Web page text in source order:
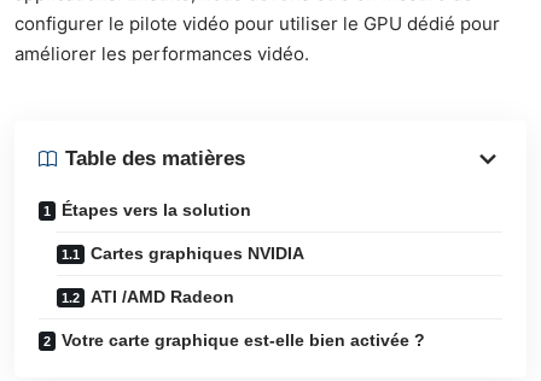
configurer le pilote vidéo pour utiliser le GPU dédié pour
améliorer les performances vidéo.
Table des matières
Étapes vers la solution
Cartes graphiques NVIDIA
ATI /AMD Radeon
Votre carte graphique est-elle bien activée ?